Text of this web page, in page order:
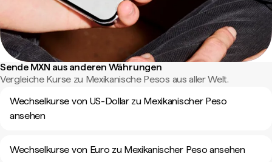
Sende MXN aus anderen Währungen
Vergleiche Kurse zu Mexikanische Pesos aus aller Welt.
Wechselkurse von US-Dollar zu Mexikanischer Peso
ansehen
Wechselkurse von Euro zu Mexikanischer Peso ansehen